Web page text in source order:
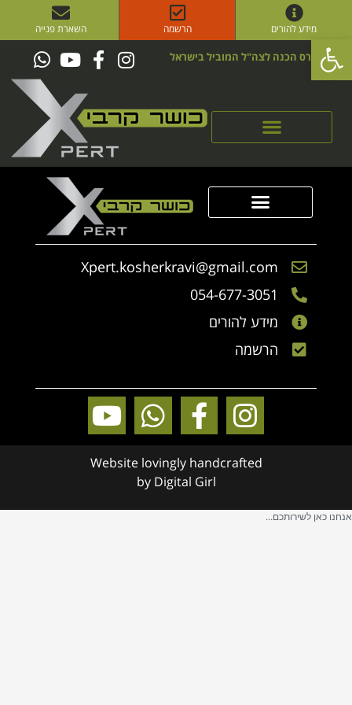
פתח סרגל נגישות
מידע להורים הרשמה השארת פנייה
קורס הכנה לצה"ל המוביל בישראל
Xpert.kosherkravi@gmail.com
054-677-3051
מידע להורים
הרשמה
Website lovingly handcrafted
by Digital Girl
אנחנו כאן לשירותכם...